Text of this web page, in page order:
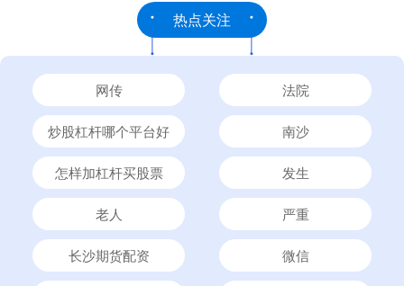
热点关注
网传 法院
炒股杠杆哪个平台好 南沙
怎样加杠杆买股票 发生
老人 严重
长沙期货配资 微信